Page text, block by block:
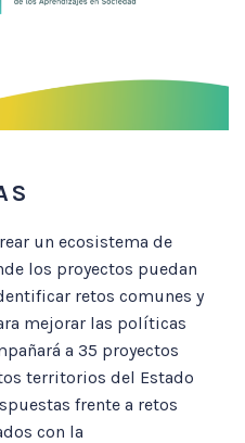
un ecosistema de
los proyectos puedan
retos comunes y
mejorar las políticas
a 35 proyectos
territorios del Estado
frente a retos
con la